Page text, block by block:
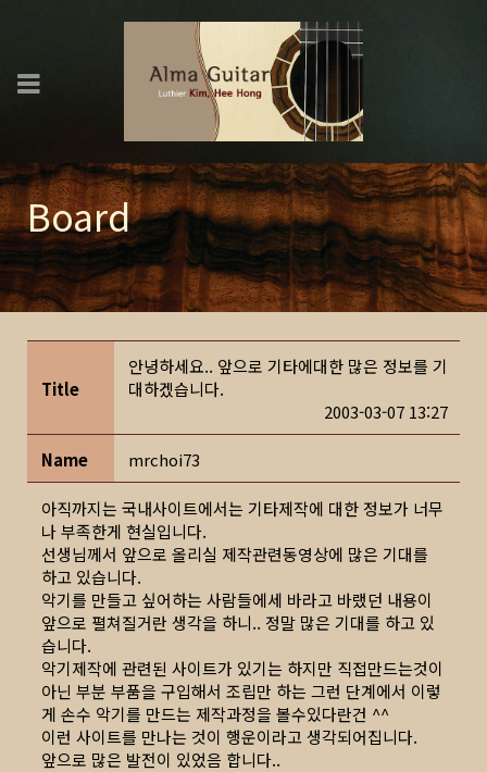
Board
Title
안녕하세요.. 앞으로 기타에대한 많은 정보를 기
대하겠습니다.
2003-03-07 13:27
Name mrchoi73
아직까지는 국내사이트에서는 기타제작에 대한 정보가 너무
나 부족한게 현실입니다.
선생님께서 앞으로 올리실 제작관련동영상에 많은 기대를
하고 있습니다.
악기를 만들고 싶어하는 사람들에세 바라고 바랬던 내용이
앞으로 펼쳐질거란 생각을 하니.. 정말 많은 기대를 하고 있
습니다.
악기제작에 관련된 사이트가 있기는 하지만 직접만드는것이
아닌 부분 부품을 구입해서 조립만 하는 그런 단계에서 이렇
게 손수 악기를 만드는 제작과정을 볼수있다란건 ^^
이런 사이트를 만나는 것이 행운이라고 생각되어집니다.
앞으로 많은 발전이 있었음 합니다..